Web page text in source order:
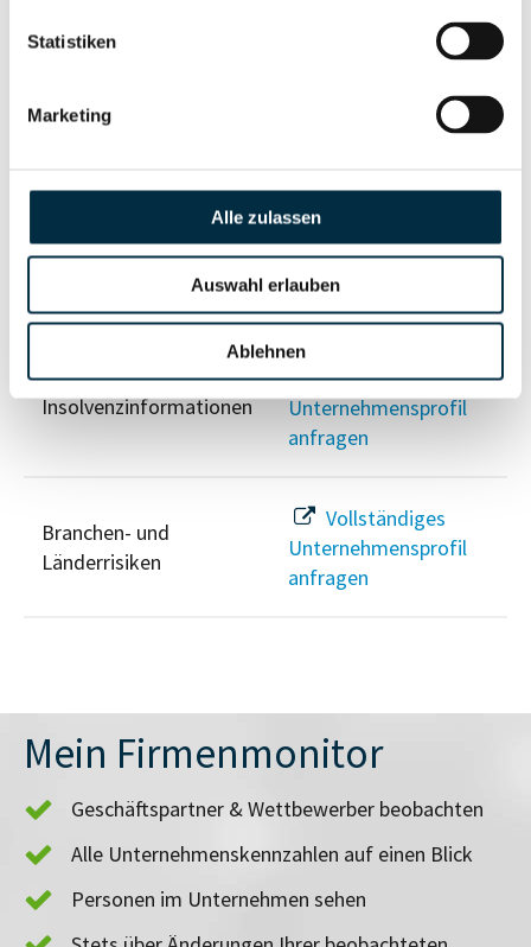
Statistiken
Marketing
Alle zulassen
Auswahl erlauben
Ablehnen
Berechtigten Pfad
Unternehmensprofil
PEP- und
Sanktionslistenstatus
Vollständiges
Unternehmensprofil
anfragen
Insolvenzinformationen
Vollständiges
Unternehmensprofil
anfragen
Branchen- und
Länderrisiken
Vollständiges
Unternehmensprofil
anfragen
Mein Firmenmonitor
Geschäftspartner & Wettbewerber beobachten
Alle Unternehmenskennzahlen auf einen Blick
Personen im Unternehmen sehen